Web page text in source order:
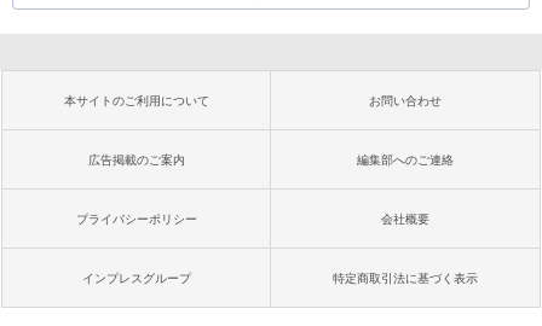
本サイトのご利用について お問い合わせ
広告掲載のご案内 編集部へのご連絡
プライバシーポリシー 会社概要
インプレスグループ 特定商取引法に基づく表示